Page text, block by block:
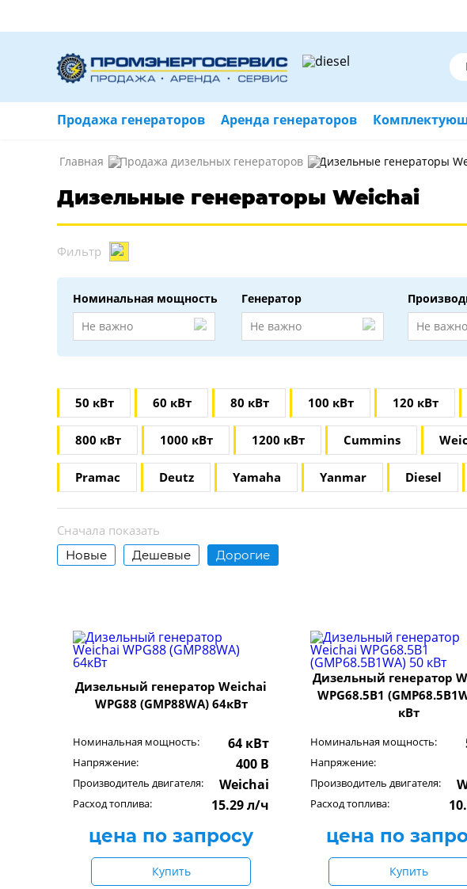
Продажа генераторов Аренда генераторов
Главная Продажа дизельных генераторов Дизельные генераторы
Дизельные генераторы Weichai
Фильтр
Номинальная мощность
Не важно
Генератор
Не важно
Не важно
50 кВт 60 кВт 80 кВт 100 кВт 120 кВт
800 кВт 1000 кВт 1200 кВт Сummins
Pramac Deutz Yamaha Yanmar Diesel
Сначала показать
Новые Дешевые Дорогие
Дизельный генератор Weichai
WPG88 (GMP88WA) 64кВт
Номинальная мощность: 64 кВт
Напряжение: 400 В
Производитель двигателя: Weichai
Расход топлива: 15.29 л/ч
цена по запросу
Купить
Дизельный генератор
WPG68.5B1
кВт
Номинальная мощность:
Напряжение:
Производитель двигателя:
Расход топлива:
цена по
Купить